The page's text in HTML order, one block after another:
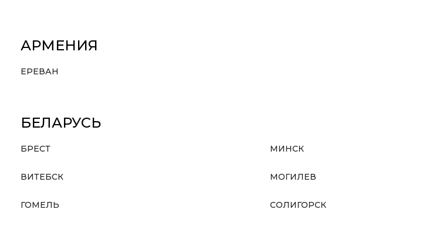
АРМЕНИЯ
ЕРЕВАН
БЕЛАРУСЬ
БРЕСТ
ВИТЕБСК
ГОМЕЛЬ
МИНСК
МОГИЛЕВ
СОЛИГОРСК